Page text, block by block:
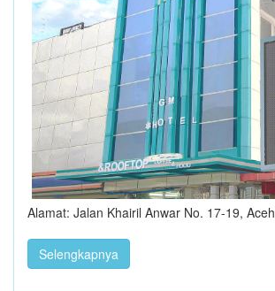
Alamat: Jalan Khairil Anwar No. 17-19, Aceh
Selengkapnya